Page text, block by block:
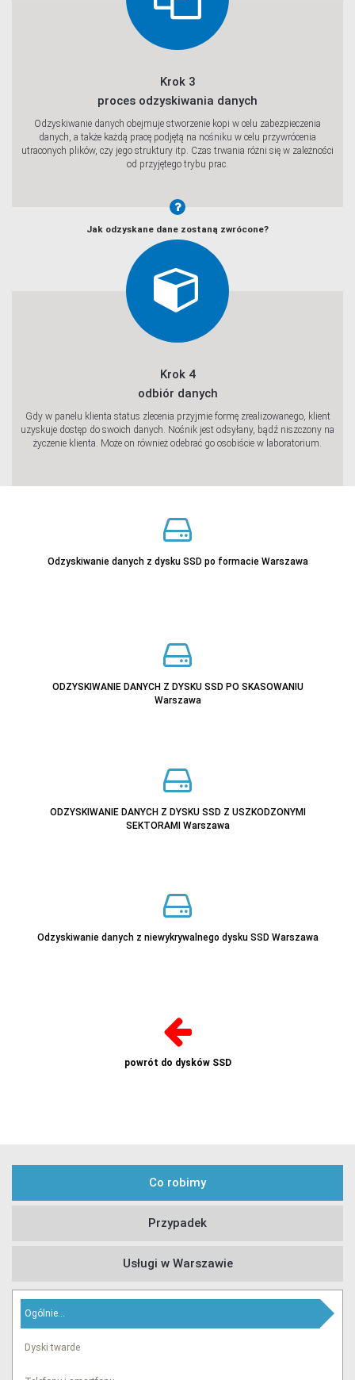
Krok 3
proces odzyskiwania danych
Odzyskiwanie danych obejmuje stworzenie kopi w celu zabezpieczenia
danych, a także każdą pracę podjętą na nośniku w celu przywrócenia
utraconych plików, czy jego struktury itp. Czas trwania różni się w zależności
od przyjętego trybu prac.
Jak odzyskane dane zostaną zwrócone?
Krok 4
odbiór danych
Gdy w panelu klienta status zlecenia przyjmie formę zrealizowanego, klient
uzyskuje dostęp do swoich danych. Nośnik jest odsyłany, bądź niszczony na
życzenie klienta. Może on również odebrać go osobiście w laboratorium.
Odzyskiwanie danych z dysku SSD po formacie Warszawa
ODZYSKIWANIE DANYCH Z DYSKU SSD PO SKASOWANIU
Warszawa
ODZYSKIWANIE DANYCH Z DYSKU SSD Z USZKODZONYMI
SEKTORAMI Warszawa
Odzyskiwanie danych z niewykrywalnego dysku SSD Warszawa
powrót do dysków SSD
Co robimy
Przypadek
Usługi w Warszawie
Ogólnie...
Dyski twarde